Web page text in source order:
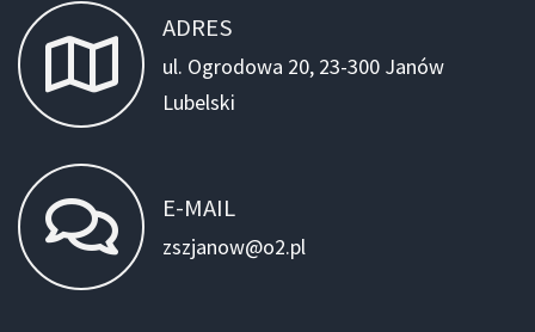
ADRES
ul. Ogrodowa 20, 23-300 Janów
Lubelski
E-MAIL
zszjanow@o2.pl